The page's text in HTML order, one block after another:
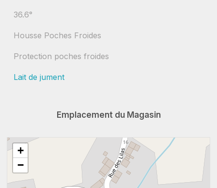
36.6°
Housse Poches Froides
Protection poches froides
Lait de jument
Emplacement du Magasin
+
−